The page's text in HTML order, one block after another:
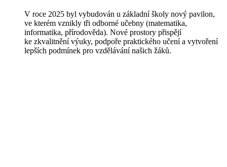
V roce 2025 byl vybudován u základní školy nový pavilon,
ve kterém vznikly tři odborné učebny (matematika,
informatika, přírodověda). Nové prostory přispějí
ke zkvalitnění výuky, podpoře praktického učení a vytvoření
lepších podmínek pro vzdělávání našich žáků.